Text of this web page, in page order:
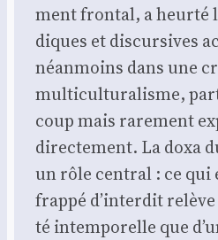
ment fron­tal, a
diques et dis­cur­sives
néan­moins dans une
mul­ti­cul­tu­ra­lisme,
coup mais rare­ment
direc­te­ment. La doxa
un rôle cen­tral : ce qui
frap­pé d’interdit
té intem­po­relle que